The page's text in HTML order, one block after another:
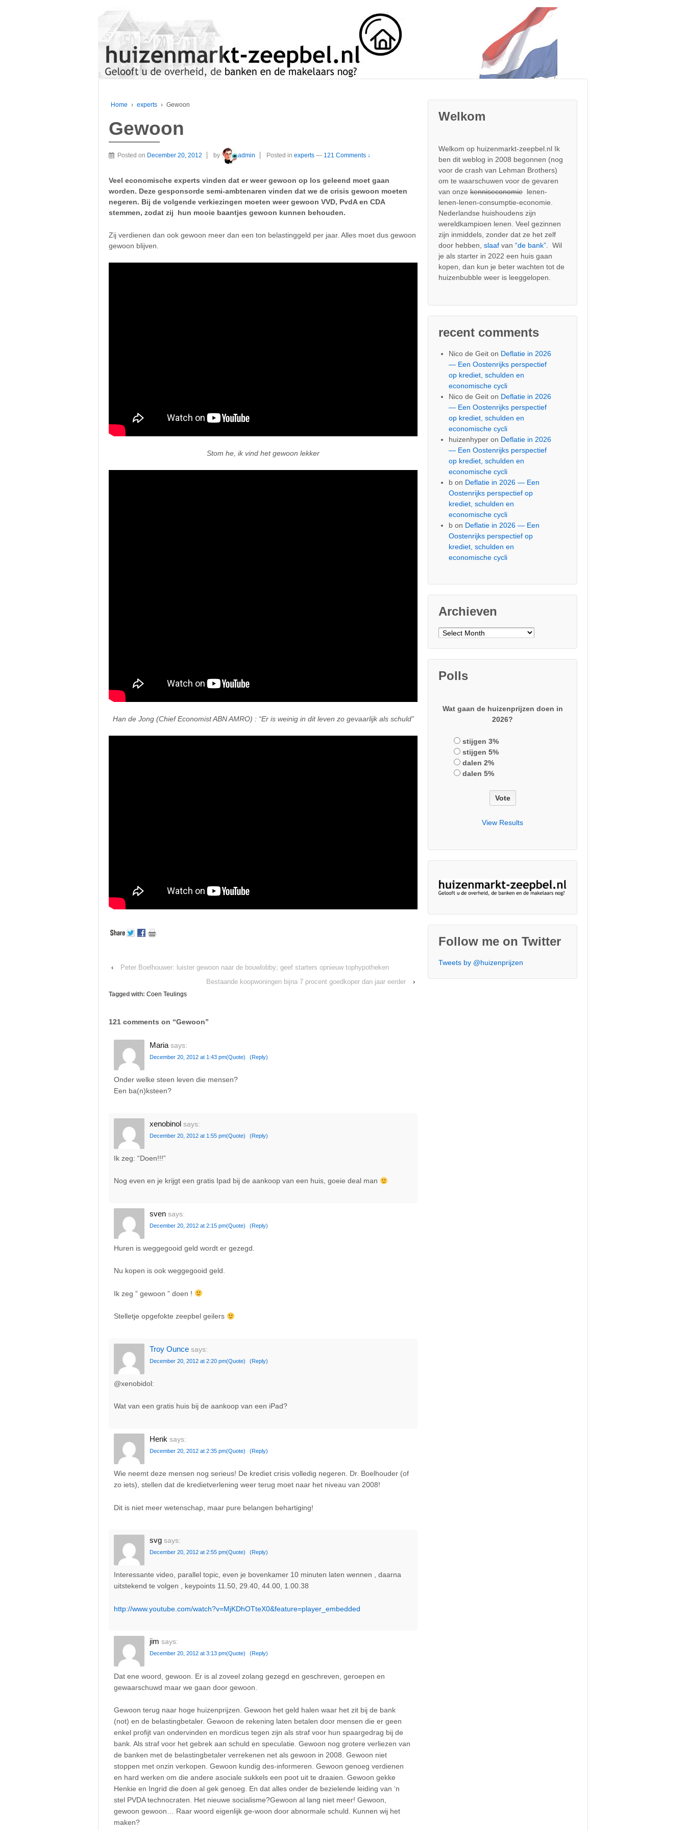
Home › experts › Gewoon
Gewoon
Posted on December 20, 2012 by admin Posted in experts — 121 Comments ↓
Veel economische experts vinden dat er weer gewoon op los geleend moet gaan
worden. Deze gesponsorde semi-ambtenaren vinden dat we de crisis gewoon moeten
negeren. Bij de volgende verkiezingen moeten weer gewoon VVD, PvdA en CDA
stemmen, zodat zij hun mooie baantjes gewoon kunnen behouden.
Zij verdienen dan ook gewoon meer dan een ton belastinggeld per jaar. Alles moet dus gewoon
gewoon blijven.
Stom he, ik vind het gewoon lekker
Han de Jong (Chief Economist ABN AMRO) : “Er is weinig in dit leven zo gevaarlijk als schuld”
‹
Peter Boelhouwer: luister gewoon naar de bouwlobby; geef starters opnieuw tophypotheken
Bestaande koopwoningen bijna 7 procent goedkoper dan jaar eerder
›
Tagged with: Coen Teulings
121 comments on “Gewoon”
Maria says:
December 20, 2012 at 1:43 pm(Quote) (Reply)
Onder welke steen leven die mensen?
Een ba(n)ksteen?
xenobinol says:
December 20, 2012 at 1:55 pm(Quote) (Reply)
Ik zeg: “Doen!!!”
Nog even en je krijgt een gratis Ipad bij de aankoop van een huis, goeie deal man
sven says:
December 20, 2012 at 2:15 pm(Quote) (Reply)
Huren is weggegooid geld wordt er gezegd.
Nu kopen is ook weggegooid geld.
Ik zeg ” gewoon ” doen !
Stelletje opgefokte zeepbel geilers
Troy Ounce says:
December 20, 2012 at 2:20 pm(Quote) (Reply)
@xenobidol:
Wat van een gratis huis bij de aankoop van een iPad?
Henk says:
December 20, 2012 at 2:35 pm(Quote) (Reply)
Wie neemt deze mensen nog serieus! De krediet crisis volledig negeren. Dr. Boelhouder (of
zo iets), stellen dat de kredietverlening weer terug moet naar het niveau van 2008!
Dit is niet meer wetenschap, maar pure belangen behartiging!
svg says:
December 20, 2012 at 2:55 pm(Quote) (Reply)
Interessante video, parallel topic, even je bovenkamer 10 minuten laten wennen , daarna
uitstekend te volgen , keypoints 11.50, 29.40, 44.00, 1.00.38
http://www.youtube.com/watch?v=MjKDhOTteX0&feature=player_embedded
jim says:
December 20, 2012 at 3:13 pm(Quote) (Reply)
Dat ene woord, gewoon. Er is al zoveel zolang gezegd en geschreven, geroepen en
gewaarschuwd maar we gaan door gewoon.
Gewoon terug naar hoge huizenprijzen. Gewoon het geld halen waar het zit bij de bank
(not) en de belastingbetaler. Gewoon de rekening laten betalen door mensen die er geen
enkel profijt van ondervinden en mordicus tegen zijn als straf voor hun spaargedrag bij de
bank. Als straf voor het gebrek aan schuld en speculatie. Gewoon nog grotere verliezen van
de banken met de belastingbetaler verrekenen net als gewoon in 2008. Gewoon niet
stoppen met onzin verkopen. Gewoon kundig des-informeren. Gewoon genoeg verdienen
en hard werken om die andere asociale sukkels een poot uit te draaien. Gewoon gekke
Henkie en Ingrid die doen al gek genoeg. En dat alles onder de bezielende leiding van ‘n
stel PVDA technocraten. Het nieuwe socialisme?Gewoon al lang niet meer! Gewoon,
gewoon gewoon… Raar woord eigenlijk ge-woon door abnormale schuld. Kunnen wij het
maken?
Welkom
Welkom op huizenmarkt-zeepbel.nl Ik
ben dit weblog in 2008 begonnen (nog
voor de crash van Lehman Brothers)
om te waarschuwen voor de gevaren
van onzekenniseconomie lenen-
lenen-lenen-consumptie-economie.
Nederlandse huishoudens zijn
wereldkampioen lenen. Veel gezinnen
zijn inmiddels, zonder dat ze het zelf
door hebben,slaaf van“de bank”. Wil
je als starter in 2022 een huis gaan
kopen, dan kun je beter wachten tot de
huizenbubble weer is leeggelopen.
recent comments
Nico de Geit on Deflatie in 2026
— Een Oostenrijks perspectief
op krediet, schulden en
economische cycli
Nico de Geit on Deflatie in 2026
— Een Oostenrijks perspectief
op krediet, schulden en
economische cycli
huizenhyper on Deflatie in 2026
— Een Oostenrijks perspectief
op krediet, schulden en
economische cycli
b on Deflatie in 2026 — Een
Oostenrijks perspectief op
krediet, schulden en
economische cycli
b on Deflatie in 2026 — Een
Oostenrijks perspectief op
krediet, schulden en
economische cycli
Archieven
Archieven
Polls
Wat gaan de huizenprijzen doen in
2026?
stijgen 3%
stijgen 5%
dalen 2%
dalen 5%
View Results
Follow me on Twitter
Tweets by @huizenprijzen